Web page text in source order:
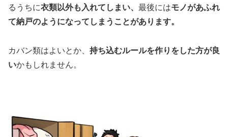
るうちに衣類以外も入れてしまい、 最後にはモノがあふれ
て納戸のようになってしまうことがあります。
カバン類はよいとか、 持ち込むルールを作りをした方が良
いかもしれません。